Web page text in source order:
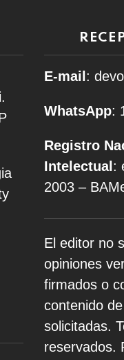
E-mail :
WhatsApp:
Registro
Intelectual :
2003 –
El editor no
opiniones
firmados o
contenido
solicitadas.
reservados.